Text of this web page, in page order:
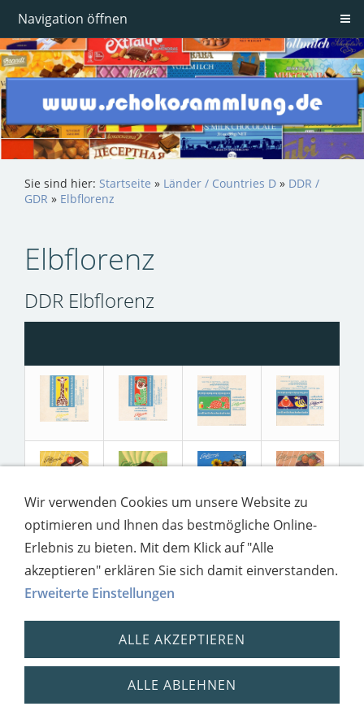
Navigation öffnen
Sie sind hier: Startseite » Länder / Countries D » DDR /
GDR » Elbflorenz
Elbflorenz
DDR Elbflorenz
Impressum
Wir verwenden Cookies um unsere Website zu
optimieren und Ihnen das bestmögliche Online-
Erlebnis zu bieten. Mit dem Klick auf "Alle
akzeptieren" erklären Sie sich damit einverstanden.
Erweiterte Einstellungen
ALLE AKZEPTIEREN
ALLE ABLEHNEN